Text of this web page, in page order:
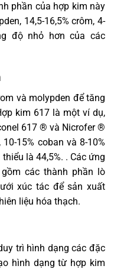
phần của hợp kim này
14,5-16,5% crôm, 4-
độ nhỏ hơn của các
và molypden để tăng
kim 617 là một ví dụ,
617 ® và Nicrofer ®
15% coban và 8-10%
là 44,5%. . Các ứng
các thành phần lò
xúc tác để sản xuất
liệu hóa thạch.
trì hình dạng các đặc
hình dạng từ hợp kim